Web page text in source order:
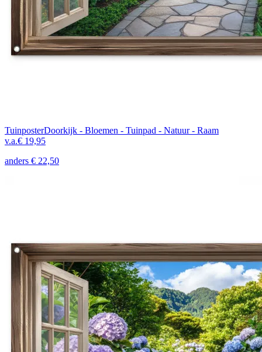
TuinposterDoorkijk - Bloemen - Tuinpad - Natuur - Raam
v.a.€ 19,95
anders € 22,50